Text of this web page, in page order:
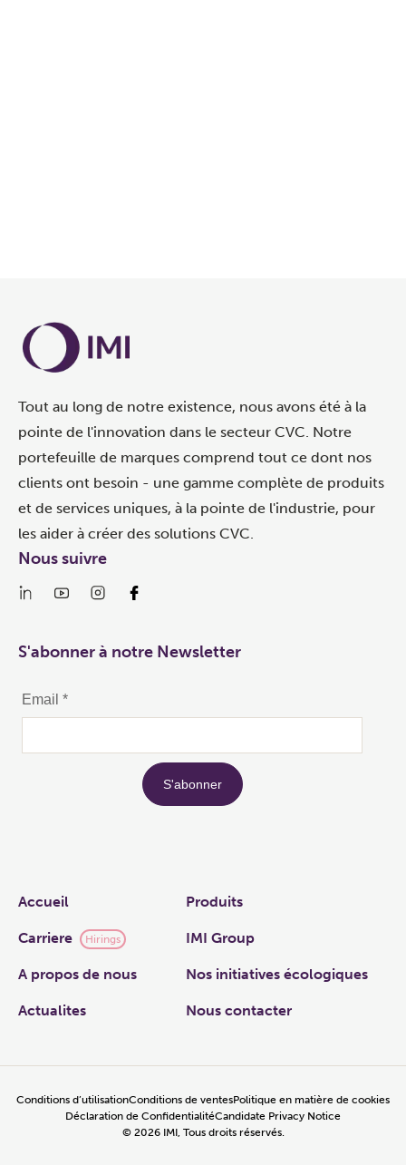
Tout au long de notre existence, nous avons été à la
pointe de l'innovation dans le secteur CVC. Notre
portefeuille de marques comprend tout ce dont nos
clients ont besoin - une gamme complète de produits
et de services uniques, à la pointe de l'industrie, pour
les aider à créer des solutions CVC.
Links
Accueil Produits
Carriere Hirings IMI Group
A propos de nous Nos initiatives écologiques
Actualites Nous contacter
Nous suivre
S'abonner à notre Newsletter
© 2026 IMI, Tous droits réservés.
Conditions d’utilisationConditions de ventesPolitique en matière de cookies
Déclaration de ConfidentialitéCandidate Privacy Notice